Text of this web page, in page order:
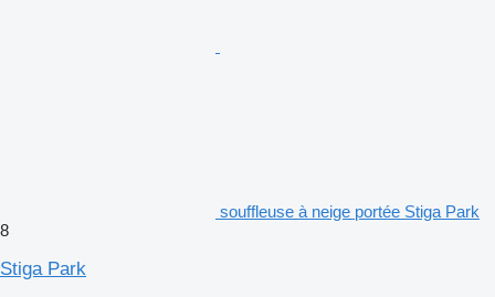
souffleuse à neige portée Stiga Park
8
Stiga Park